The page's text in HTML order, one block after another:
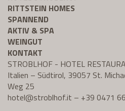
RITTSTEIN HOMES
SPANNEND
AKTIV & SPA
WEINGUT
KONTAKT
STROBLHOF - HOTEL
Italien – Südtirol, 39057 St.
Weg 25
hotel@stroblhof.it – +39 0471